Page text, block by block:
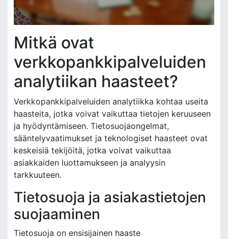
Mitkä ovat
verkkopankkipalveluiden
analytiikan haasteet?
Verkkopankkipalveluiden analytiikka kohtaa useita
haasteita, jotka voivat vaikuttaa tietojen keruuseen
ja hyödyntämiseen. Tietosuojaongelmat,
sääntelyvaatimukset ja teknologiset haasteet ovat
keskeisiä tekijöitä, jotka voivat vaikuttaa
asiakkaiden luottamukseen ja analyysin
tarkkuuteen.
Tietosuoja ja asiakastietojen
suojaaminen
Tietosuoja on ensisijainen haaste